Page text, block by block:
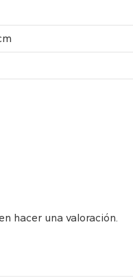
hacer una valoración.